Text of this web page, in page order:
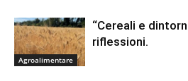
Agroalimentare
“Cereali e
riflessioni.